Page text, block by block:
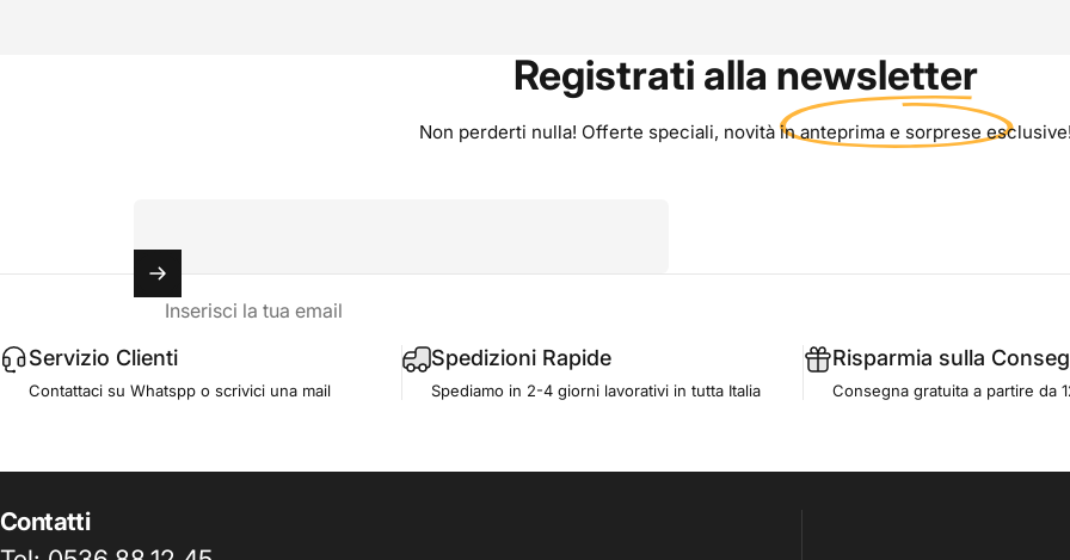
Registrati alla newsletter
Non perderti nulla! Offerte speciali, novità in anteprima e sorprese esclusive!
Inserisci la tua email
Servizio Clienti
Contattaci su Whatspp o scrivici una mail
Spedizioni Rapide
Spediamo in 2-4 giorni lavorativi in tutta Italia
Risparmia sulla
Consegna gratuita a partire da
Contatti